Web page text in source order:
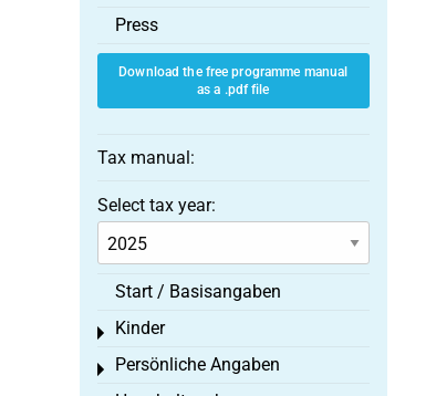
Press
Download the free programme manual
as a .pdf file
Tax manual:
Select tax year:
Start / Basisangaben
Kinder
Toggle menu
Persönliche Angaben
Toggle menu